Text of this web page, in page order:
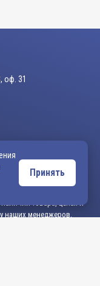
оф. 31
исключительно
не является
товара, ценах и
у наших менеджеров.
Принять